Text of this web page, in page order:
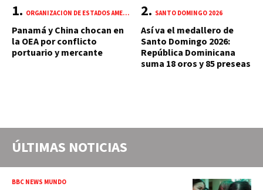
ORGANIZACIÓN DE ESTADOS AMERICANOS (OEA)
Panamá y China chocan en
la OEA por conflicto
portuario y mercante
SANTO DOMINGO 2026
Así va el medallero de
Santo Domingo 2026:
República Dominicana
suma 18 oros y 85 preseas
ÚLTIMAS NOTICIAS
BBC NEWS MUNDO